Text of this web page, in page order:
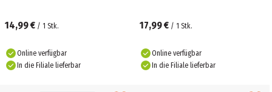
14,99 € / 1 Stk.
Online verfügbar
In die Filiale lieferbar
17,99 € / 1 Stk.
Online verfügbar
In die Filiale lieferbar